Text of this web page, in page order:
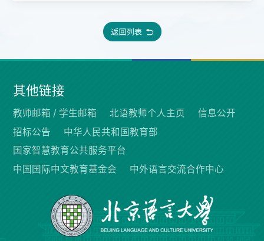
其他链接
教师邮箱 / 学生邮箱 北语教师个人主页
信息公开
招标公告
中华人民共和国教育部
国家智慧教育公共服务平台
中国国际中文教育基金会
中外语言交流合作中心